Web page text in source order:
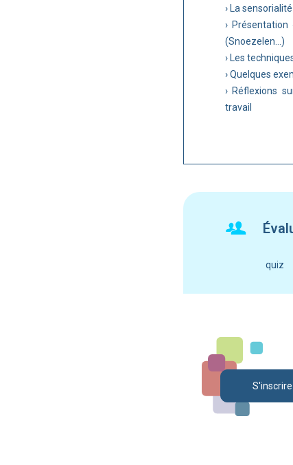
› La
›
(Snoezelen…)
› Les
› Quelques
› Réflexions
travail
quiz
S'inscrire